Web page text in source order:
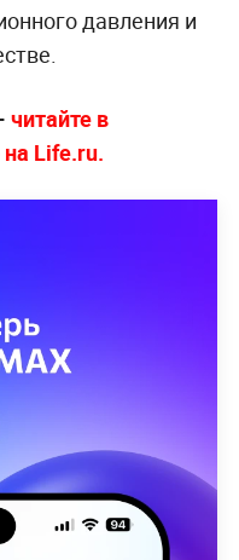
давления и
читайте в
Life.ru.